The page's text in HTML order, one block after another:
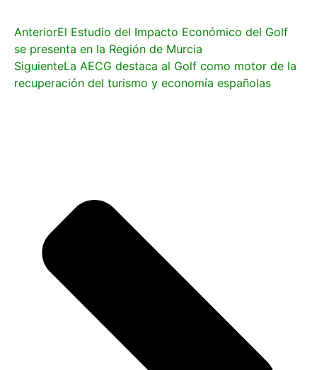
AnteriorEl Estudio del Impacto Económico del Golf
se presenta en la Región de Murcia
SiguienteLa AECG destaca al Golf como motor de la
recuperación del turismo y economía españolas